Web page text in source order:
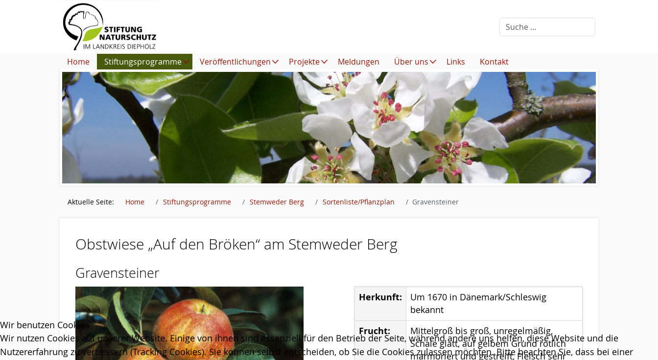
Home Stiftungsprogramme Veröffentlichungen Projekte Meldungen Über uns Links Kontakt
Aktuelle Seite: Home Stiftungsprogramme Stemweder Berg Sortenliste/Pflanzplan Gravensteiner
Obstwiese „Auf den Bröken“ am Stemweder Berg
Gravensteiner
Herkunft:
Um 1670 in Dänemark/Schleswig
bekannt
Frucht:
Mittelgroß bis groß, unregelmäßig,
Schale glatt, auf gelbem Grund rötlich
marmoriert und gestreift, Fleisch sehr
Wir benutzen Cookies
Wir nutzen Cookies auf unserer Website. Einige von ihnen sind essenziell für den Betrieb der Seite, während andere uns helfen, diese Website und die
Nutzererfahrung zu verbessern (Tracking Cookies). Sie können selbst entscheiden, ob Sie die Cookies zulassen möchten. Bitte beachten Sie, dass bei einer